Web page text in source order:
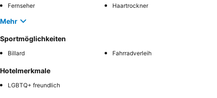
Fernseher
Haartrockner
Mehr
Sportmöglichkeiten
Billard Fahrradverleih
Hotelmerkmale
LGBTQ+ freundlich